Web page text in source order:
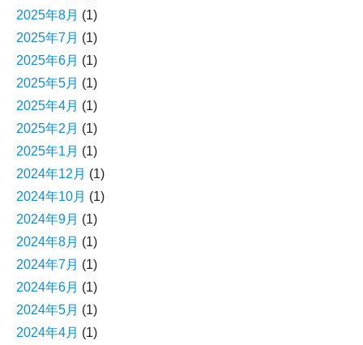
2025年8月 (1)
2025年7月 (1)
2025年6月 (1)
2025年5月 (1)
2025年4月 (1)
2025年2月 (1)
2025年1月 (1)
2024年12月 (1)
2024年10月 (1)
2024年9月 (1)
2024年8月 (1)
2024年7月 (1)
2024年6月 (1)
2024年5月 (1)
2024年4月 (1)